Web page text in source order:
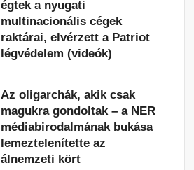
égtek a nyugati
multinacionális cégek
raktárai, elvérzett a Patriot
légvédelem (videók)
Az oligarchák, akik csak
magukra gondoltak – a NER
médiabirodalmának bukása
lemeztelenítette az
álnemzeti kört